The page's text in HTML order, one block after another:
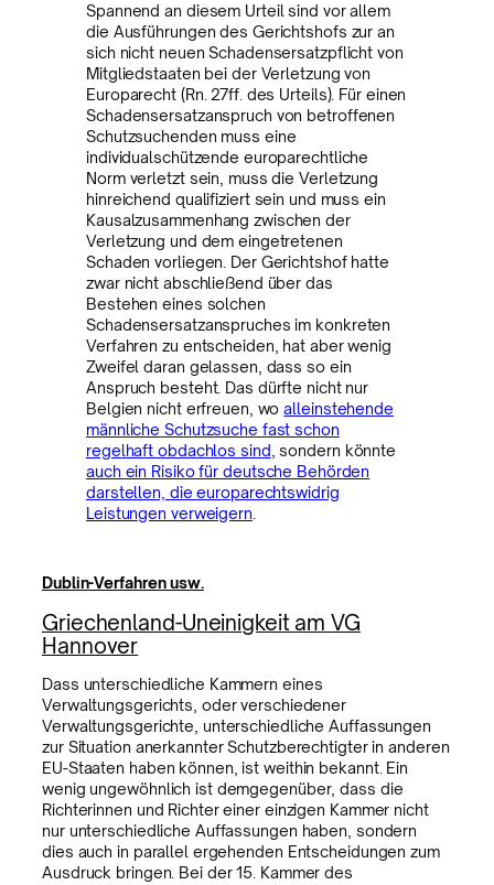
Spannend an diesem Urteil sind vor allem
die Ausführungen des Gerichtshofs zur an
sich nicht neuen Schadensersatzpflicht von
Mitgliedstaaten bei der Verletzung von
Europarecht (Rn. 27ff. des Urteils). Für einen
Schadensersatzanspruch von betroffenen
Schutzsuchenden muss eine
individualschützende europarechtliche
Norm verletzt sein, muss die Verletzung
hinreichend qualifiziert sein und muss ein
Kausalzusammenhang zwischen der
Verletzung und dem eingetretenen
Schaden vorliegen. Der Gerichtshof hatte
zwar nicht abschließend über das
Bestehen eines solchen
Schadensersatzanspruches im konkreten
Verfahren zu entscheiden, hat aber wenig
Zweifel daran gelassen, dass so ein
Anspruch besteht. Das dürfte nicht nur
Belgien nicht erfreuen, woalleinstehende
männliche Schutzsuche fast schon
regelhaft obdachlos sind, sondern könnte
auch ein Risiko für deutsche Behörden
darstellen, die europarechtswidrig
Leistungen verweigern.
Dublin-Verfahren usw.
Griechenland-Uneinigkeit am VG
Hannover
Dass unterschiedliche Kammern eines
Verwaltungsgerichts, oder verschiedener
Verwaltungsgerichte, unterschiedliche Auffassungen
zur Situation anerkannter Schutzberechtigter in anderen
EU-Staaten haben können, ist weithin bekannt. Ein
wenig ungewöhnlich ist demgegenüber, dass die
Richterinnen und Richter einer einzigen Kammer nicht
nur unterschiedliche Auffassungen haben, sondern
dies auch in parallel ergehenden Entscheidungen zum
Ausdruck bringen. Bei der 15. Kammer des